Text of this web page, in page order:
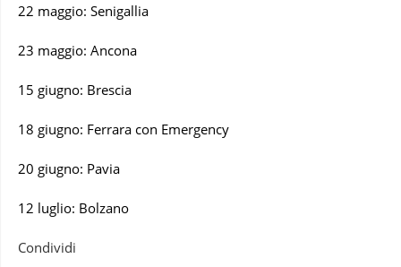
22 maggio: Senigallia
23 maggio: Ancona
15 giugno: Brescia
18 giugno: Ferrara con Emergency
20 giugno: Pavia
12 luglio: Bolzano
Condividi